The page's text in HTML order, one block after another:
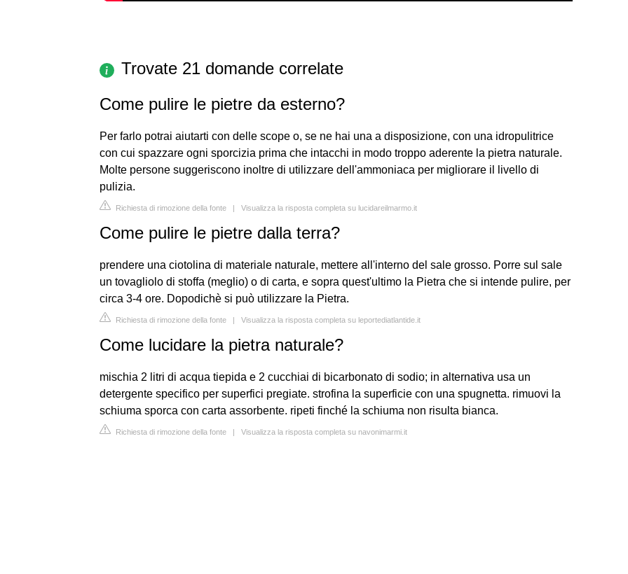
Trovate 21 domande correlate
Come pulire le pietre da esterno?
Per farlo potrai aiutarti con delle scope o, se ne hai una a disposizione, con una idropulitrice
con cui spazzare ogni sporcizia prima che intacchi in modo troppo aderente la pietra naturale.
Molte persone suggeriscono inoltre di utilizzare dell'ammoniaca per migliorare il livello di
pulizia.
Richiesta di rimozione della fonte | Visualizza la risposta completa su lucidareilmarmo.it
Come pulire le pietre dalla terra?
prendere una ciotolina di materiale naturale, mettere all'interno del sale grosso. Porre sul sale
un tovagliolo di stoffa (meglio) o di carta, e sopra quest'ultimo la Pietra che si intende pulire, per
circa 3-4 ore. Dopodichè si può utilizzare la Pietra.
Richiesta di rimozione della fonte | Visualizza la risposta completa su leportediatlantide.it
Come lucidare la pietra naturale?
mischia 2 litri di acqua tiepida e 2 cucchiai di bicarbonato di sodio; in alternativa usa un
detergente specifico per superfici pregiate. strofina la superficie con una spugnetta. rimuovi la
schiuma sporca con carta assorbente. ripeti finché la schiuma non risulta bianca.
Richiesta di rimozione della fonte | Visualizza la risposta completa su navonimarmi.it